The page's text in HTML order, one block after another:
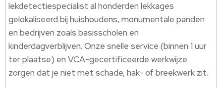
lekdetectiespecialist al honderden lekkages
gelokaliseerd bij huishoudens, monumentale panden
en bedrijven zoals basisscholen en
kinderdagverblijven.​ Onze snelle service (binnen 1 uur
ter plaatse) en VCA-gecertificeerde werkwijze
zorgen dat je niet met schade, hak- of breekwerk zit.​